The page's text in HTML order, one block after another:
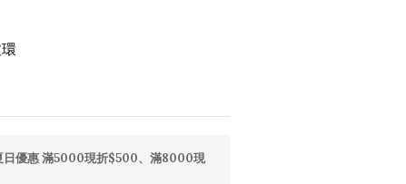
日優惠 滿5000現折$500、滿8000現